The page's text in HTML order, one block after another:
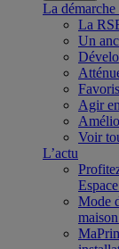
La démarche
La
Un
Agir
Voir
L’actu
Mode